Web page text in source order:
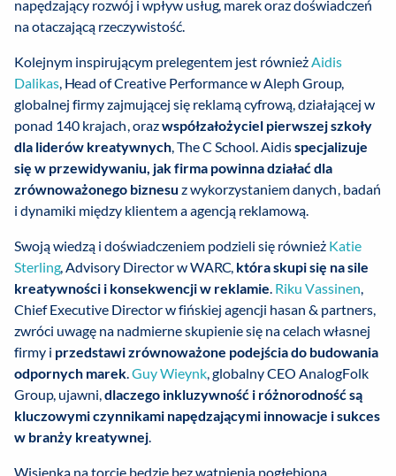
napędzający rozwój i wpływ usług, marek oraz doświadczeń
na otaczającą rzeczywistość.
Kolejnym inspirującym prelegentem jest równieżAidis
Dalikas, Head of Creative Performance w Aleph Group,
globalnej firmy zajmującej się reklamą cyfrową, działającej w
ponad 140 krajach, orazwspółzałożyciel pierwszej szkoły
dla liderów kreatywnych, The C School. Aidisspecjalizuje
się w przewidywaniu, jak firma powinna działać dla
zrównoważonego biznesu z wykorzystaniem danych, badań
i dynamiki między klientem a agencją reklamową.
Swoją wiedzą i doświadczeniem podzieli się również Katie
Sterling, Advisory Director w WARC, która skupi się na sile
kreatywności i konsekwencji w reklamie. Riku Vassinen,
Chief Executive Director w fińskiej agencji hasan & partners,
zwróci uwagę na nadmierne skupienie się na celach własnej
firmy i przedstawi zrównoważone podejścia do budowania
odpornych marek.Guy Wieynk, globalny CEO AnalogFolk
Group, ujawni,dlaczego inkluzywność i różnorodność są
kluczowymi czynnikami napędzającymi innowacje i sukces
w branży kreatywnej.
Wisienką na torcie będzie bez wątpienia pogłębiona